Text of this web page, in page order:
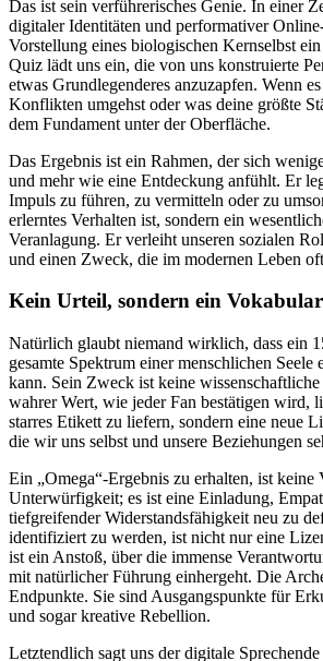
Das ist sein verführerisches Genie. In einer
digitaler Identitäten und performativer
Vorstellung eines biologischen Kernselbst
Quiz lädt uns ein, die von uns konstruierte
etwas Grundlegenderes anzuzapfen. Wenn
Konflikten umgehst oder was deine größte
dem Fundament unter der Oberfläche.
Das Ergebnis ist ein Rahmen, der sich
und mehr wie eine Entdeckung anfühlt. Er
Impuls zu führen, zu vermitteln oder zu
erlerntes Verhalten ist, sondern ein
Veranlagung. Er verleiht unseren sozialen
und einen Zweck, die im modernen Leben
Kein Urteil, sondern ein Vokabular
Natürlich glaubt niemand wirklich, dass ein
gesamte Spektrum einer menschlichen Seele
kann. Sein Zweck ist keine
wahrer Wert, wie jeder Fan bestätigen wird,
starres Etikett zu liefern, sondern eine neue
die wir uns selbst und unsere Beziehungen
Ein „Omega“-Ergebnis zu erhalten, ist keine
Unterwürfigkeit; es ist eine Einladung,
tiefgreifender Widerstandsfähigkeit neu zu
identifiziert zu werden, ist nicht nur eine
ist ein Anstoß, über die immense
mit natürlicher Führung einhergeht. Die
Endpunkte. Sie sind Ausgangspunkte für
und sogar kreative Rebellion.
Letztendlich sagt uns der digitale